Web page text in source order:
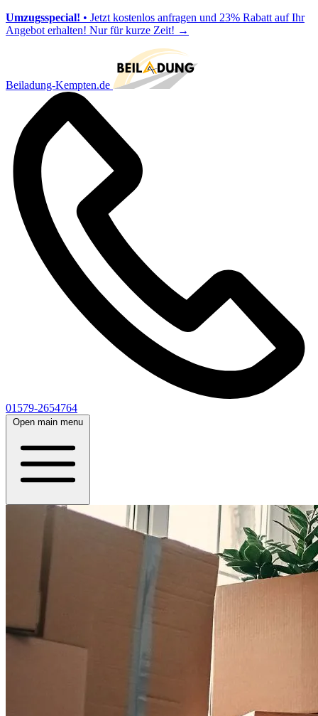
Umzugsspecial! • Jetzt kostenlos anfragen und 23% Rabatt auf Ihr
Angebot erhalten! Nur für kurze Zeit! →
Beiladung-Kempten.de
01579-2654764
Open main menu